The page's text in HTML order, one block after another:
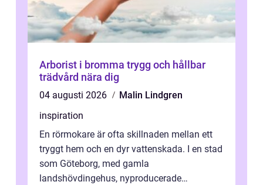
Arborist i bromma trygg och hållbar
trädvård nära dig
04 augusti 2026
Malin Lindgren
inspiration
En rörmokare är ofta skillnaden mellan ett
tryggt hem och en dyr vattenskada. I en stad
som Göteborg, med gamla
landshövdingehus, nyproducerade